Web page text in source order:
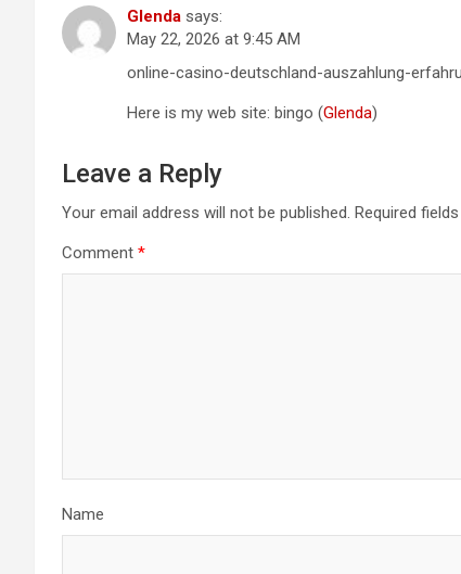
Glenda says:
May 22, 2026 at 9:45 AM
online-casino-deutschland-auszahlung-
Here is my web site: bingo (Glenda)
Leave a Reply
Your email address will not be published. Required
Comment *
Name